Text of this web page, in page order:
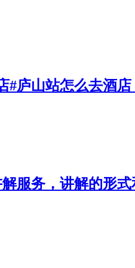
庐山站怎么去酒店
服务，讲解的形